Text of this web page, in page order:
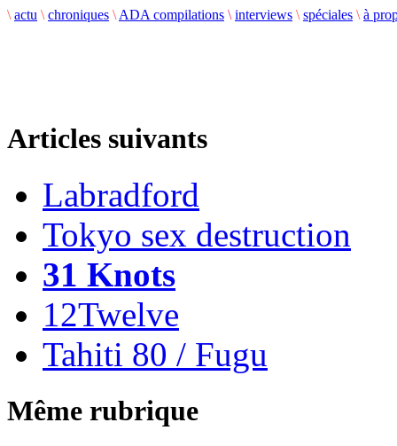
\ actu \ chroniques \ ADA compilations \ interviews \ spéciales \ à
Articles suivants
Labradford
Tokyo sex destruction
31 Knots
12Twelve
Tahiti 80 / Fugu
Même rubrique